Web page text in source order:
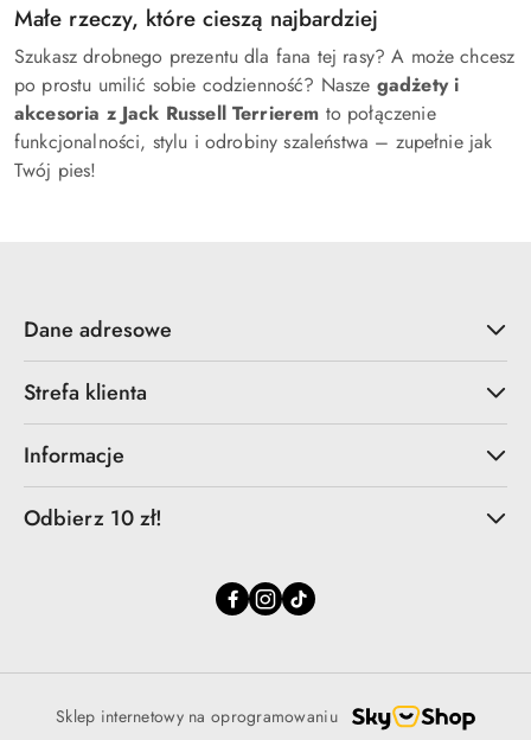
Małe rzeczy, które cieszą najbardziej
Szukasz drobnego prezentu dla fana tej rasy? A może chcesz
po prostu umilić sobie codzienność? Nasze gadżety i
akcesoria z Jack Russell Terrierem to połączenie
funkcjonalności, stylu i odrobiny szaleństwa – zupełnie jak
Twój pies!
Dane adresowe
Strefa klienta
Informacje
Odbierz 10 zł!
Sklep internetowy na oprogramowaniu